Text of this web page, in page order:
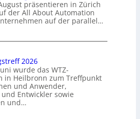
präsentieren in Zürich
der All About Automation
auf der parallel…
2026
wurde das WTZ-
in Heilbronn zum Treffpunkt
und Anwender,
Entwickler sowie
und…